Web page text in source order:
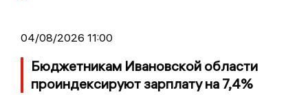
04/08/2026 11:00
Бюджетникам Ивановской области
проиндексируют зарплату на 7,4%